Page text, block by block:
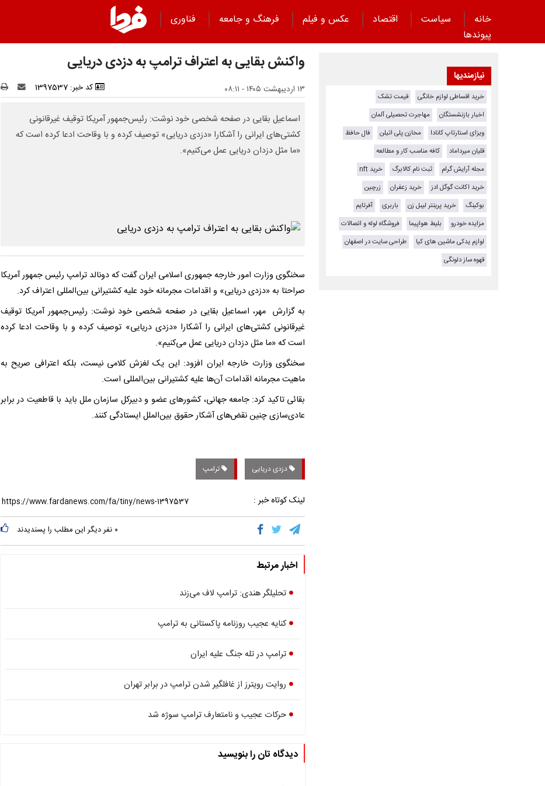
خانه سیاست اقتصاد عکس و فیلم فرهنگ و جامعه
فناوری
پیوند‌ها
واکنش بقایی به اعتراف ترامپ به دزدی دریایی
۱۳ اردیبهشت ۱۴۰۵ - ۰۸:۱۱ کد خبر: 1397537
اسماعیل بقایی در صفحه شخصی خود نوشت: رئیس‌جمهور آمریکا توقیف غیرقانونی
کشتی‌های ایرانی را آشکارا «دزدی دریایی» توصیف کرده و با وقاحت ادعا کرده است که
«ما مثل دزدان دریایی عمل می‌کنیم».
سخنگوی وزارت امور خارجه جمهوری اسلامی ایران گفت که دونالد ترامپ رئیس جمهور آمریکا
صراحتا به «دزدی دریایی» و اقدامات مجرمانه خود علیه کشتیرانی بین‌المللی اعتراف کرد.
به گزارش مهر، اسماعیل بقایی در صفحه شخصی خود نوشت: رئیس‌جمهور آمریکا توقیف
غیرقانونی کشتی‌های ایرانی را آشکارا «دزدی دریایی» توصیف کرده و با وقاحت ادعا کرده
است که «ما مثل دزدان دریایی عمل می‌کنیم».
سخنگوی وزارت خارجه ایران افزود: این یک لغزش کلامی نیست، بلکه اعترافی صریح به
ماهیت مجرمانه اقدامات آن‌ها علیه کشتیرانی بین‌المللی است.
بقائی تاکید کرد: جامعه جهانی، کشورهای عضو و دبیرکل سازمان ملل باید با قاطعیت در برابر
عادی‌سازی چنین نقض‌های آشکار حقوق بین‌الملل ایستادگی کنند.
دزدی دریایی ترامپ
لینک کوتاه خبر :
۰ نفر دیگر این مطلب را پسندیدند
اخبار مرتبط
تحلیلگر هندی: ترامپ لاف می‌زند
کنایه عجیب روزنامه پاکستانی به ترامپ
ترامپ در تله جنگ علیه ایران
روایت رویترز از غافلگیر شدن ترامپ در برابر تهران
حرکات عجیب و نامتعارف ترامپ سوژه شد
دیدگاه تان را بنویسید
نیازمندیها
خرید اقساطی لوازم خانگی
قیمت تشک
اخبار بازنشستگان
مهاجرت تحصیلی آلمان
ویزای استارتاپ کانادا
مخازن پلی اتیلن
فال حافظ
قلیان میرداماد
کافه مناسب کار و مطالعه
مجله آرایش گرام
ثبت نام کالابرگ
خرید nft
خرید اکانت گوگل ادز
خرید زعفران
زرچین
بوکینگ
خرید پرینتر لیبل زن باربری
آفرتایم
مزایده خودرو
بلیط هواپیما
فروشگاه لوله و اتصالات
لوازم یدکی ماشین های کیا
طراحی سایت در اصفهان
قهوه ساز دلونگی